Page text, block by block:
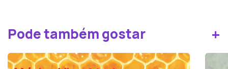
Pode também gostar +